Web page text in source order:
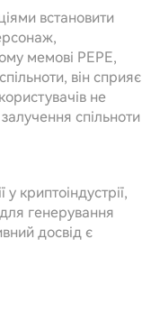
встановити
мемові PEPE,
він сприяє
не
спільноти
криптоіндустрії,
генерування
досвід є